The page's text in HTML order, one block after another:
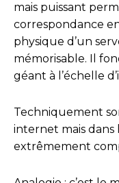
mais puissant
correspondance
physique d’un
mémorisable. Il
géant à l’échelle
Techniquement
internet mais dans
extrêmement